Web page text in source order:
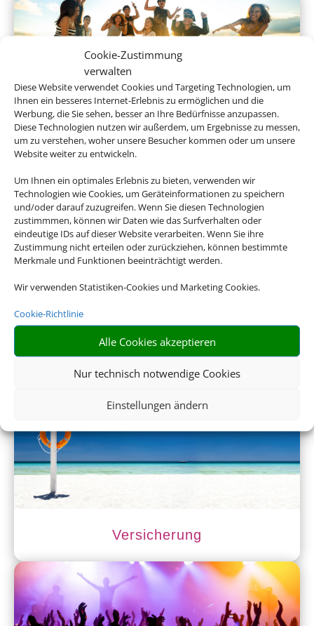
Cookie-Zustimmung
verwalten
Diese Website verwendet Cookies und Targeting Technologien, um
Ihnen ein besseres Internet-Erlebnis zu ermöglichen und die
Werbung, die Sie sehen, besser an Ihre Bedürfnisse anzupassen.
Diese Technologien nutzen wir außerdem, um Ergebnisse zu messen,
um zu verstehen, woher unsere Besucher kommen oder um unsere
Website weiter zu entwickeln.
Um Ihnen ein optimales Erlebnis zu bieten, verwenden wir
Technologien wie Cookies, um Geräteinformationen zu speichern
und/oder darauf zuzugreifen. Wenn Sie diesen Technologien
zustimmmen, können wir Daten wie das Surfverhalten oder
eindeutige IDs auf dieser Website verarbeiten. Wenn Sie ihre
Zustimmung nicht erteilen oder zurückziehen, können bestimmte
Merkmale und Funktionen beeinträchtigt werden.
Wir verwenden Statistiken-Cookies und Marketing Cookies.
Cookie-Richtlinie
Alle Cookies akzeptieren
Nur technisch notwendige Cookies
Einstellungen ändern
Gruppenreisen
Empfehlungen für Ihre Reise
Sinnvolle Extras, die oft dazu gebucht werden.
Mietwagen
Versicherung